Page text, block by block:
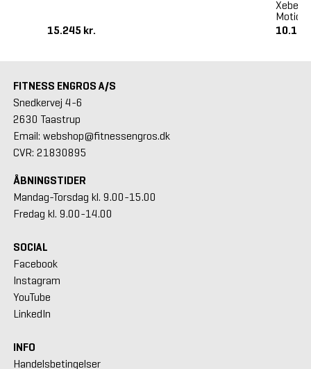
15.245 kr.
Xebex
FITNESS ENGROS A/S
Snedkervej 4-6
2630 Taastrup
Email: webshop@fitnessengros.dk
CVR: 21830895
ÅBNINGSTIDER
Mandag-Torsdag kl. 9.00-15.00
Fredag kl. 9.00-14.00
SOCIAL
Facebook
Instagram
YouTube
LinkedIn
INFO
Handelsbetingelser